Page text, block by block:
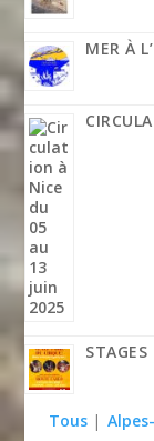
MER À
Tous |